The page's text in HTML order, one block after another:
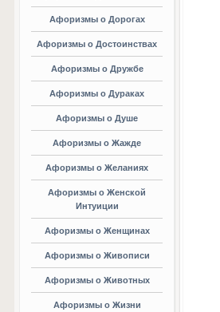
Афоризмы о Дорогах
Афоризмы о Достоинствах
Афоризмы о Дружбе
Афоризмы о Дураках
Афоризмы о Душе
Афоризмы о Жажде
Афоризмы о Желаниях
Афоризмы о Женской
Интуиции
Афоризмы о Женщинах
Афоризмы о Живописи
Афоризмы о Животных
Афоризмы о Жизни